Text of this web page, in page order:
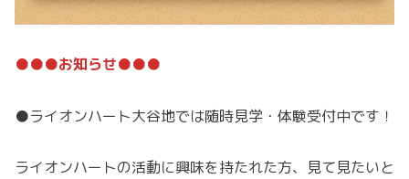
●●●お知らせ●●●
●ライオンハート大谷地では随時見学・体験受付中です！
ライオンハートの活動に興味を持たれた方、見て見たいと